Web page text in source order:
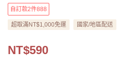
自訂款2件888
超取滿NT$1,000免運 國家/地區配送
NT$590